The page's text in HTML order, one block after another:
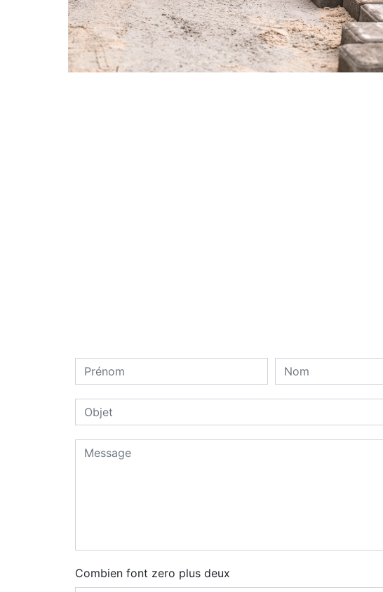
Combien font zero plus deux